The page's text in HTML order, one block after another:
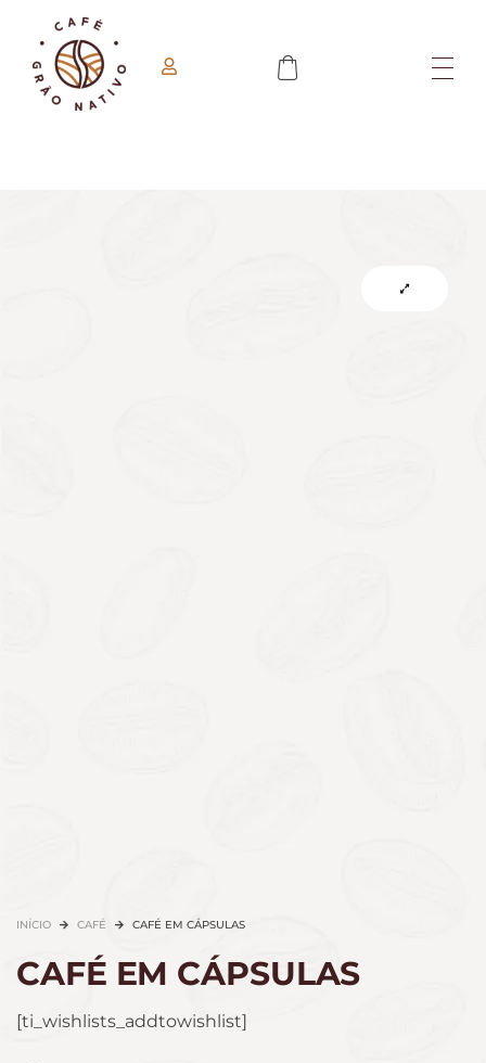
INÍCIO CAFÉ CAFÉ EM CÁPSULAS
CAFÉ EM CÁPSULAS
[ti_wishlists_addtowishlist]